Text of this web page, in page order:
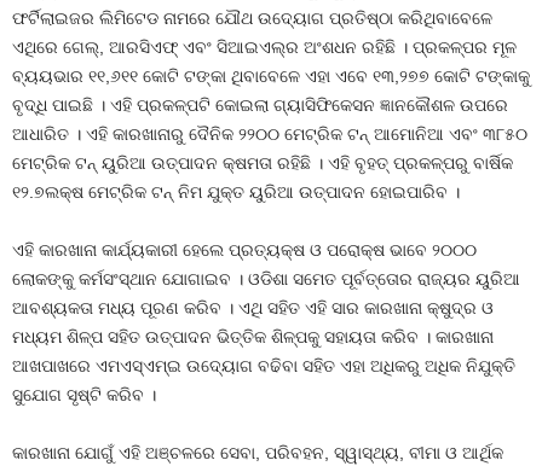
ଫର୍ଟିଲାଇଜର ଲିମିଟେଡ ନାମରେ ଯୌଥ ଉଦ୍ୟୋଗ ପ୍ରତିଷ୍ଠା କରିଥିବାବେଳେ
ଏଥିରେ ଗେଲ୍‍, ଆରସିଏଫ୍‍ ଏବଂ ସିଆଇଏଲ୍‍ର ଅଂଶଧନ ରହିଛି । ପ୍ରକଳ୍ପର ମୂଳ
ବ୍ୟୟଭାର ୧୧,୬୧୧ କୋଟି ଟଙ୍କା ଥିବାବେଳେ ଏହା ଏବେ ୧୩,୨୭୭ କୋଟି ଟଙ୍କାକୁ
ବୃଦ୍ଧି ପାଇଛି । ଏହି ପ୍ରକଳ୍ପଟି କୋଇଲା ଗ୍ୟାସିଫିକେସନ ଜ୍ଞାନକୌଶଳ ଉପରେ
ଆଧାରିତ । ଏହି କାରଖାନାରୁ ଦୈନିକ ୨୨୦୦ ମେଟ୍ରିକ ଟନ୍‍ ଆମୋନିଆ ଏବଂ ୩୮୫୦
ମେଟ୍ରିକ ଟନ୍‍ ୟୁରିଆ ଉତ୍ପାଦନ କ୍ଷମତା ରହିଛି । ଏହି ବୃହତ୍‍ ପ୍ରକଳ୍ପରୁ ବାର୍ଷିକ
୧୨.୭ଲକ୍ଷ ମେଟ୍ରିକ ଟନ୍‍ ନିମ ଯୁକ୍ତ ୟୁରିଆ ଉତ୍ପାଦନ ହୋଇପାରିବ ।
ଏହି କାରଖାନା କାର୍ଯ୍ୟକାରୀ ହେଲେ ପ୍ରତ୍ୟକ୍ଷ ଓ ପରୋକ୍ଷ ଭାବେ ୨୦୦୦
ଲୋକଙ୍କୁ କର୍ମସଂସ୍ଥାନ ଯୋଗାଇବ । ଓଡିଶା ସମେତ ପୂର୍ବତ୍ତୋର ରାଜ୍ୟର ୟୁରିଆ
ଆବଶ୍ୟକତା ମଧ୍ୟ ପୂରଣ କରିବ । ଏଥି ସହିତ ଏହି ସାର କାରଖାନା କ୍ଷୁଦ୍ର ଓ
ମଧ୍ୟମ ଶିଳ୍ପ ସହିତ ଉତ୍ପାଦନ ଭିତ୍ତିକ ଶିଳ୍ପକୁ ସହାୟତା କରିବ । କାରଖାନା
ଆଖପାଖରେ ଏମଏସ୍‍ଏମ୍‍ଇ ଉଦ୍ୟୋଗ ବଢିବା ସହିତ ଏହା ଅଧିକରୁ ଅଧିକ ନିଯୁକ୍ତି
ସୁଯୋଗ ସୃଷ୍ଟି କରିବ ।
କାରଖାନା ଯୋଗୁଁ ଏହି ଅଞ୍ଚଳରେ ସେବା, ପରିବହନ, ସ୍ୱାସ୍ଥ୍ୟ, ବୀମା ଓ ଆର୍ଥିକ